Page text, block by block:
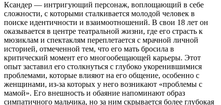
Ксандер — интригующий персонаж, воплощающий в себе
сложности, с которыми сталкивается молодой человек в
поиске идентичности и взаимоотношений. В свои 18 лет он
оказывается в центре театральной жизни, где его страсть к
мюзиклам и спектаклям переплетается с мрачной личной
историей, отмеченной тем, что его мать бросила в
критический момент его многообещающей карьеры. Этот
опыт заставил его столкнуться с глубоко укоренившимися
проблемами, которые влияют на его общение, особенно с
женщинами, из-за которых у него возникают «проблемы с
мамой». Его внешность и обаяние напоминают образ
симпатичного мальчика, но за ним скрывается более глубокая